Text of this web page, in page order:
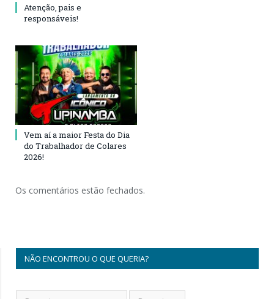
Atenção, pais e
responsáveis!
Vem aí a maior Festa do Dia
do Trabalhador de Colares
2026!
Os comentários estão fechados.
NÃO ENCONTROU O QUE QUERIA?